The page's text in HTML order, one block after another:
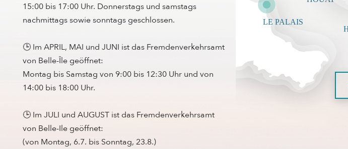
15:00 bis 17:00 Uhr. Donnerstags und samstags
nachmittags sowie sonntags geschlossen.
🕒 Im APRIL, MAI und JUNI ist das Fremdenverkehrsamt
von Belle-Île geöffnet:
Montag bis Samstag von 9:00 bis 12:30 Uhr und von
14:00 bis 18:00 Uhr.
🕒 Im JULI und AUGUST ist das Fremdenverkehrsamt
von Belle-Ile geöffnet:
(von Montag, 6.7. bis Sonntag, 23.8.)